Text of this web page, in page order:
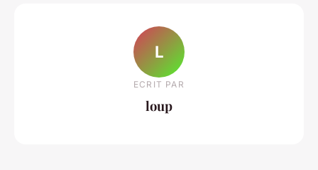
L
ECRIT PAR
loup